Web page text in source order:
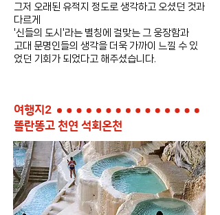
그저 오래된 유적지 정도로 생각하고 오셨던 것과
다르게
'신들의 도시'라는 별칭에 걸맞는 그 웅장함과
고대 문명인들의 생각을 더욱 가까이 느낄 수 있
었던 기회가 되었다고 해주셨습니다.
여행지2
똘란똥고 천연 석회온천